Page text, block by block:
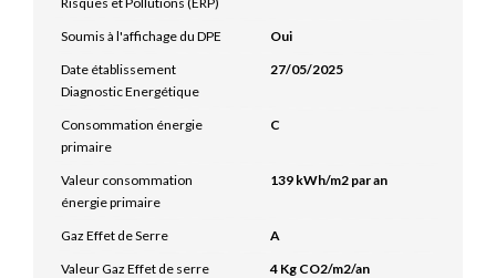
Soumis à l'affichage du DPE
Oui
Date établissement
Diagnostic Energétique
27/05/2025
Consommation énergie
primaire
C
Valeur consommation
énergie primaire
139 kWh/m2 par an
Gaz Effet de Serre
A
Valeur Gaz Effet de serre
4 Kg CO2/m2/an